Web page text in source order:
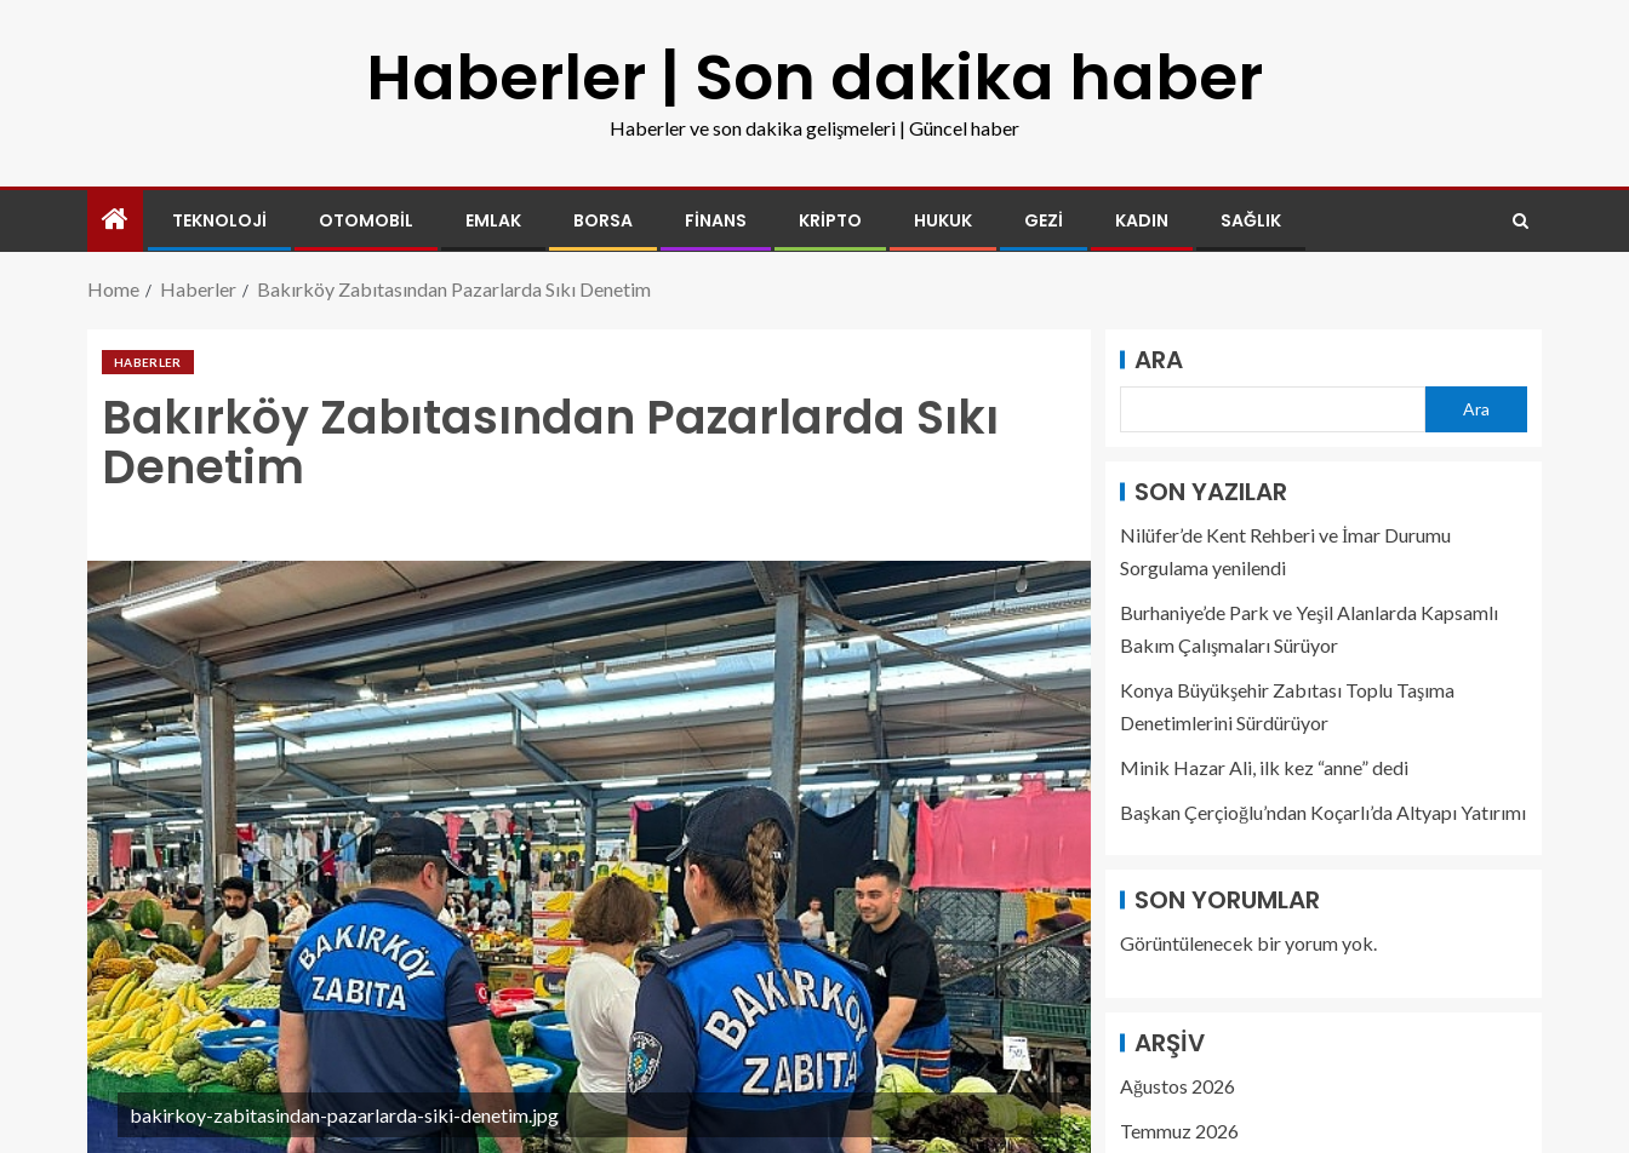
Haberler | Son dakika haber
Haberler ve son dakika gelişmeleri | Güncel haber
TEKNOLOJI OTOMOBIL EMLAK BORSA FINANS KRIPTO HUKUK GEZI KADIN SAĞLIK
Home Haberler Bakırköy Zabıtasından Pazarlarda Sıkı Denetim
HABERLER
Bakırköy Zabıtasından Pazarlarda Sıkı
Denetim
bakirkoy-zabitasindan-pazarlarda-siki-denetim.jpg
ARA
Ara
SON YAZILAR
Nilüfer’de Kent Rehberi ve İmar Durumu
Sorgulama yenilendi
Burhaniye’de Park ve Yeşil Alanlarda Kapsamlı
Bakım Çalışmaları Sürüyor
Konya Büyükşehir Zabıtası Toplu Taşıma
Denetimlerini Sürdürüyor
Minik Hazar Ali, ilk kez “anne” dedi
Başkan Çerçioğlu’ndan Koçarlı’da Altyapı Yatırımı
SON YORUMLAR
Görüntülenecek bir yorum yok.
ARŞIV
Ağustos 2026
Temmuz 2026